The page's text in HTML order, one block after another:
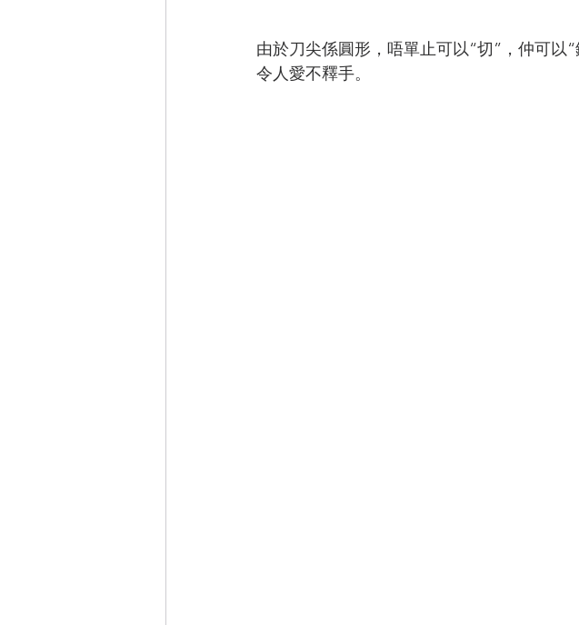
由於刀尖係圓形，唔單止可以“切”，仲可以
令人愛不釋手。